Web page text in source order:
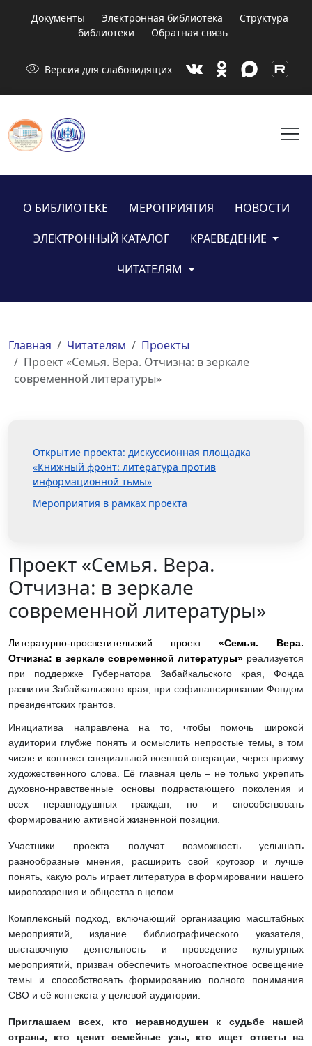
Документы Электронная библиотека
Структура
библиотеки
Обратная связь
visibility Версия для слабовидящих
menu
О БИБЛИОТЕКЕ МЕРОПРИЯТИЯ
НОВОСТИ
ЭЛЕКТРОННЫЙ КАТАЛОГ
КРАЕВЕДЕНИЕ
ЧИТАТЕЛЯМ
Главная Читателям
Проекты
Проект «Семья. Вера. Отчизна: в зеркале
современной литературы»
Проект «Семья. Вера.
Отчизна: в зеркале
современной литературы»
Литературно-просветительский проект«Семья. Вера.
Отчизна: в зеркале современной литературы» реализуется
при поддержке Губернатора Забайкальского края, Фонда
развития Забайкальского края, при софинансировании Фондом
президентских грантов.
Инициатива направлена на то, чтобы помочь широкой
аудитории глубже понять и осмыслить непростые темы, в том
числе и контекст специальной военной операции, через призму
художественного слова. Её главная цель – не только укрепить
духовно-нравственные основы подрастающего поколения и
всех неравнодушных граждан, но и способствовать
формированию активной жизненной позиции.
Участники проекта получат возможность услышать
разнообразные мнения, расширить свой кругозор и лучше
понять, какую роль играет литература в формировании нашего
мировоззрения и общества в целом.
Комплексный подход, включающий организацию масштабных
мероприятий, издание библиографического указателя,
выставочную деятельность и проведение культурных
мероприятий, призван обеспечить многоаспектное освещение
темы и способствовать формированию полного понимания
СВО и её контекста у целевой аудитории.
Приглашаем всех, кто неравнодушен к судьбе нашей
страны, кто ценит семейные узы, кто ищет ответы на
Открытие проекта: дискуссионная площадка
«Книжный фронт: литература против
информационной тьмы»
Мероприятия в рамках проекта